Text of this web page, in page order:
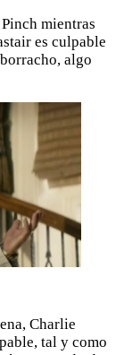
mientras
es culpable
algo
Charlie
tal y como